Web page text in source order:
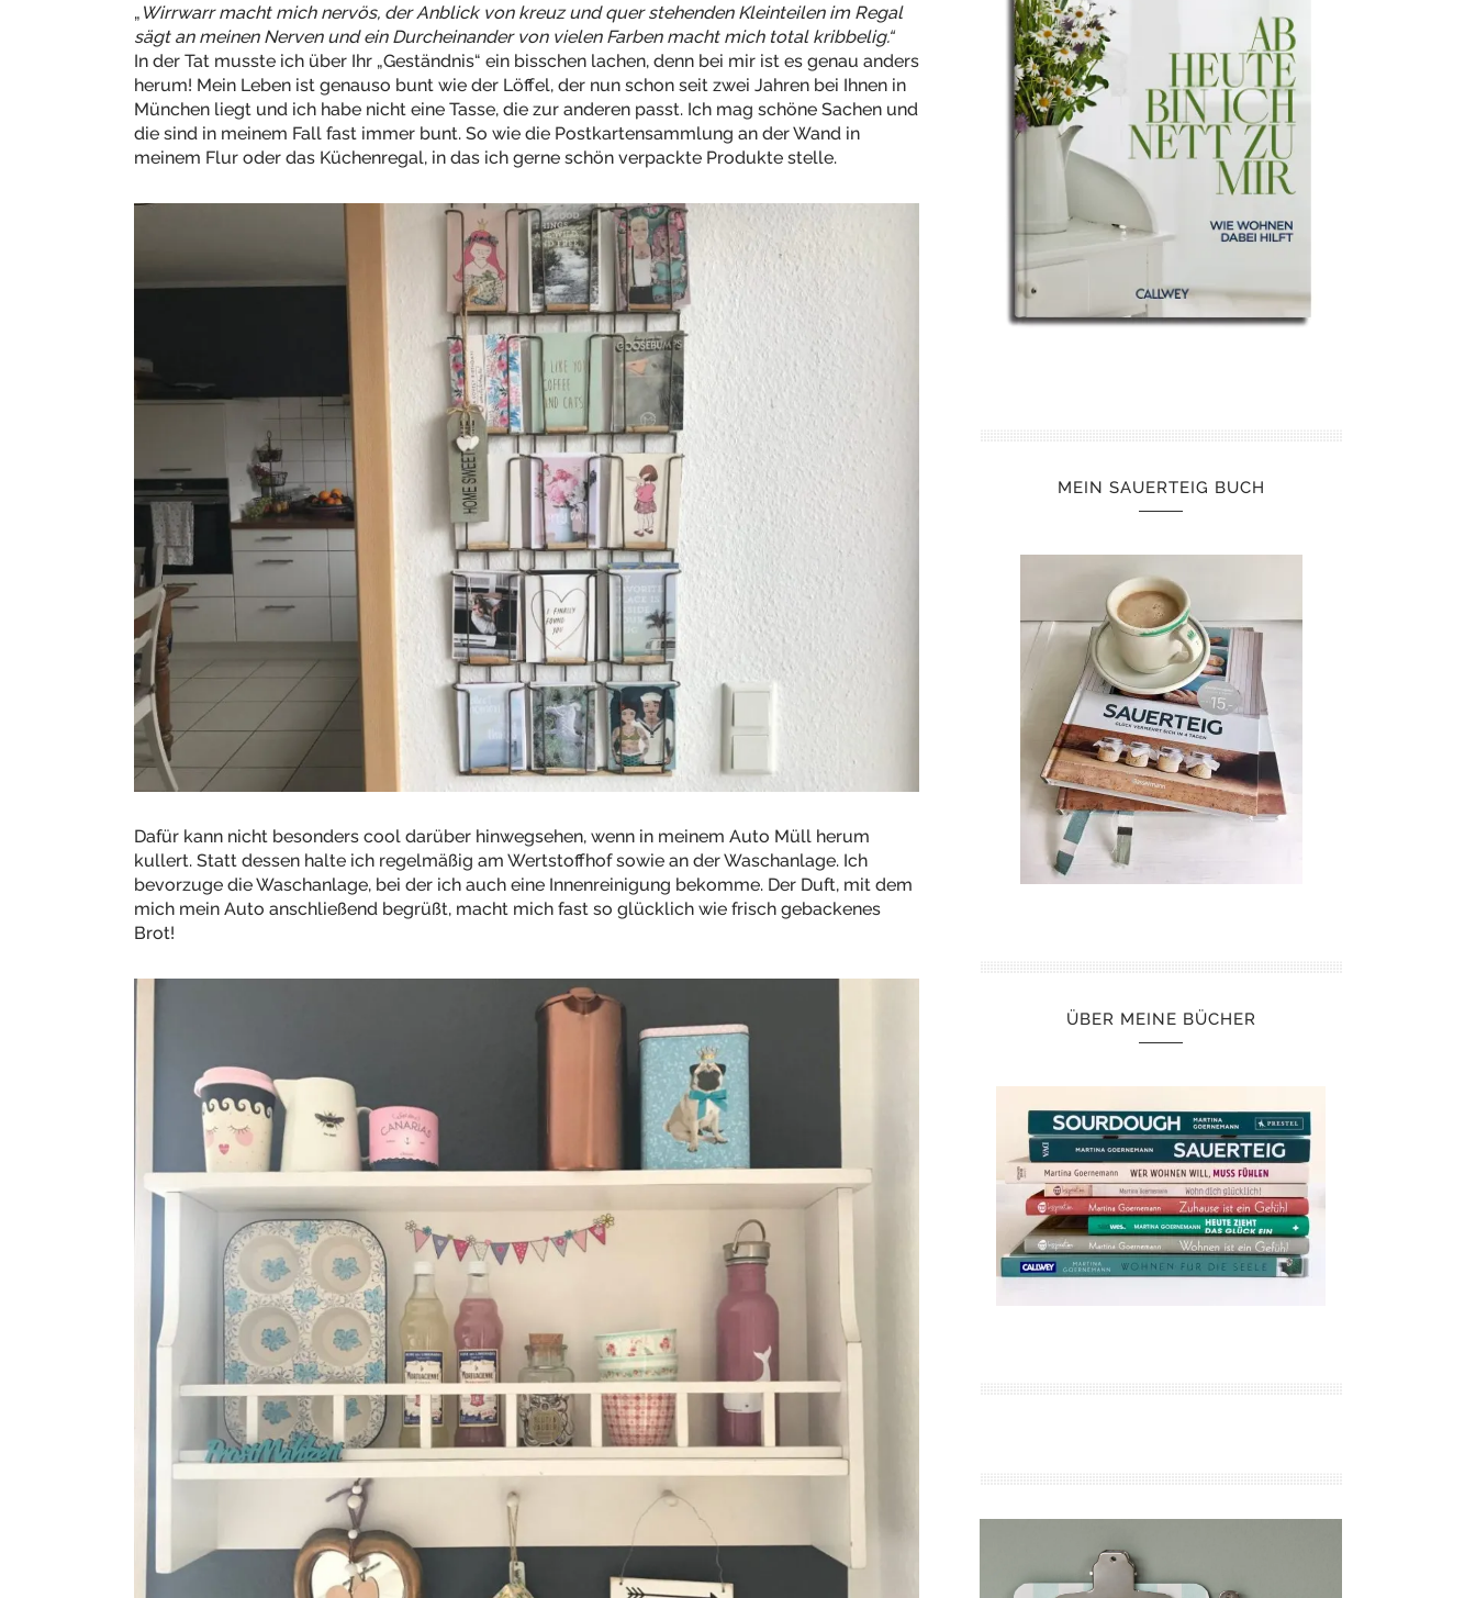
„ Wirrwarr macht mich nervös, der Anblick von kreuz und quer stehenden Kleinteilen im Regal
sägt an meinen Nerven und ein Durcheinander von vielen Farben macht mich total kribbelig.“
In der Tat musste ich über Ihr „Geständnis“ ein bisschen lachen, denn bei mir ist es genau anders
herum! Mein Leben ist genauso bunt wie der Löffel, der nun schon seit zwei Jahren bei Ihnen in
München liegt und ich habe nicht eine Tasse, die zur anderen passt. Ich mag schöne Sachen und
die sind in meinem Fall fast immer bunt. So wie die Postkartensammlung an der Wand in
meinem Flur oder das Küchenregal, in das ich gerne schön verpackte Produkte stelle.
Dafür kann nicht besonders cool darüber hinwegsehen, wenn in meinem Auto Müll herum
kullert. Statt dessen halte ich regelmäßig am Wertstoffhof sowie an der Waschanlage. Ich
bevorzuge die Waschanlage, bei der ich auch eine Innenreinigung bekomme. Der Duft, mit dem
mich mein Auto anschließend begrüßt, macht mich fast so glücklich wie frisch gebackenes
Brot!
MEIN SAUERTEIG BUCH
ÜBER MEINE BÜCHER